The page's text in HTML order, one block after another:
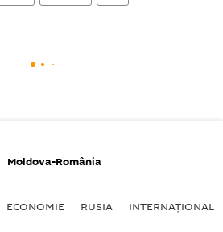
Moldova-România
ECONOMIE RUSIA INTERNAŢIONAL